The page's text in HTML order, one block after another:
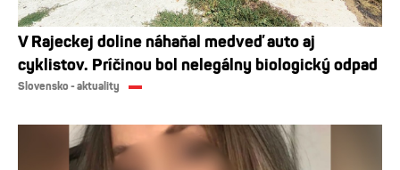
V Rajeckej doline náhaňal medveď auto aj
cyklistov. Príčinou bol nelegálny biologický odpad
Slovensko - aktuality